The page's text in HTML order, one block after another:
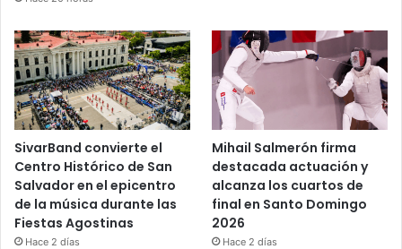
SivarBand convierte el
Centro Histórico de San
Salvador en el epicentro
de la música durante las
Fiestas Agostinas
Hace 2 días
Mihail Salmerón firma
destacada actuación y
alcanza los cuartos de
final en Santo Domingo
2026
Hace 2 días